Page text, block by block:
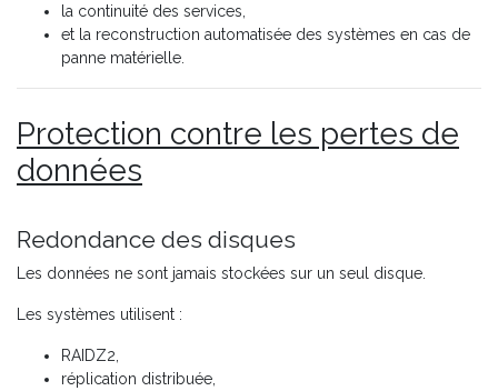
la continuité des services,
et la reconstruction automatisée des systèmes en cas de
panne matérielle.
Protection contre les pertes de
données
Redondance des disques
Les données ne sont jamais stockées sur un seul disque.
Les systèmes utilisent :
RAIDZ2,
réplication distribuée,